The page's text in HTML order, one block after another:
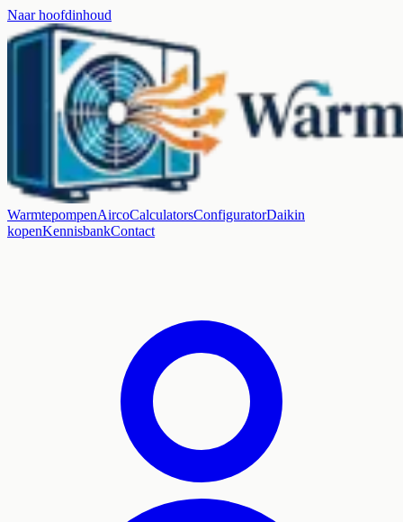
Naar hoofdinhoud
WarmtepompenAircoCalculatorsConfiguratorDaikin
kopenKennisbankContact